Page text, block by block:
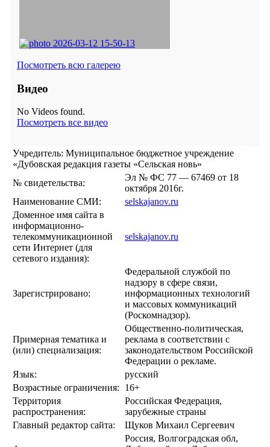
Посмотреть всю галерею
Видео
No Videos found.
Посмотреть все видео
Учредитель: Муниципальное бюджетное учреждение
«Дубовская редакция газеты «Сельская новь»
№ свидетельства:
Эл № ФС 77 — 67469 от 18
октября 2016г.
Наименование СМИ:
selskajanov.ru
Доменное имя сайта в
информационно-
телекоммуникационной
сети Интернет (для
сетевого издания):
selskajanov.ru
Зарегистрировано:
Федеральной службой по
надзору в сфере связи,
информационных технологий
и массовых коммуникаций
(Роскомнадзор).
Примерная тематика и
(или) специализация:
Общественно-политическая,
реклама в соответствии с
законодательством Российской
Федерации о рекламе.
Язык:
русский
Возрастные ограничения:
16+
Территория
распространения:
Российская Федерация,
зарубежные страны
Главный редактор сайта:
Щуков Михаил Сергеевич
Россия, Волгоградская обл,